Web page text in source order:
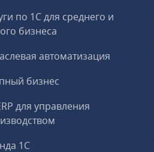
по 1С для среднего и
бизнеса
автоматизация
бизнес
для управления
1С